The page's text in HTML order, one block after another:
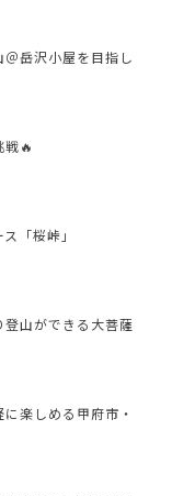
＠岳沢小屋を目指し
🔥
「桜峠」
山ができる大菩薩
楽しめる甲府市・